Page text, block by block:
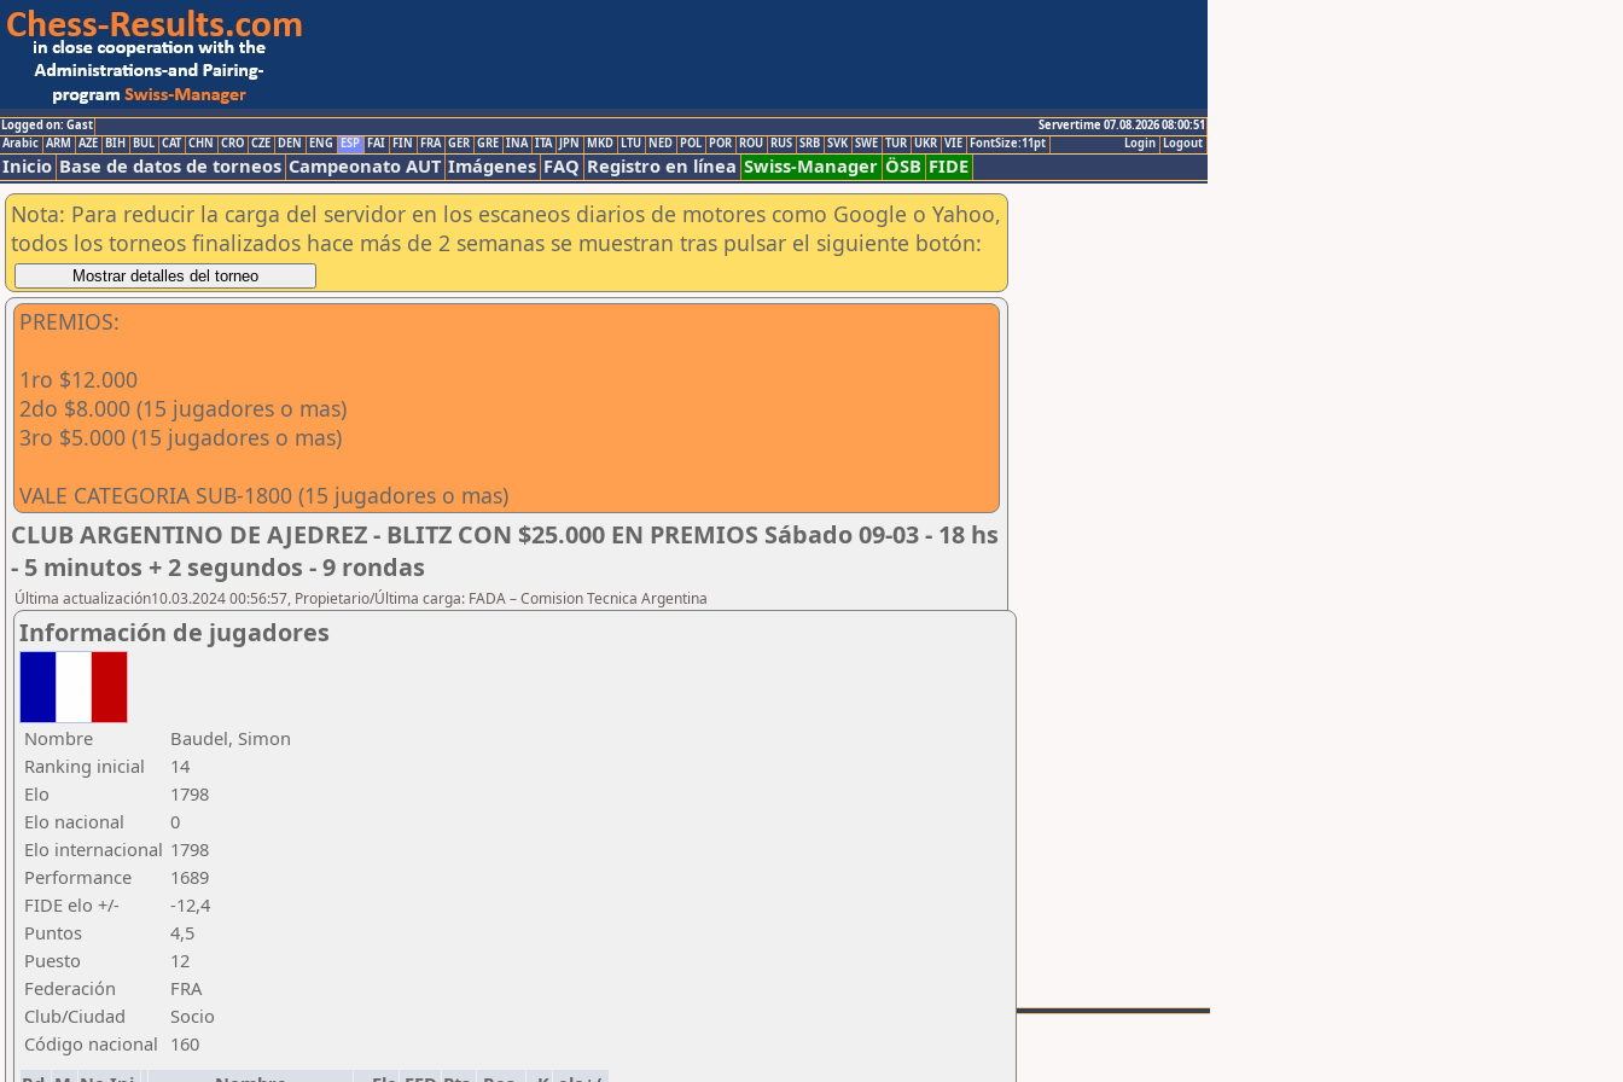
Logged on: Gast
Servertime 07.08.2026 08:00:51
Logout
Login
Arabic ARM AZE BIH BUL CAT CHN CRO CZE DEN ENG ESP FAI FIN FRA GER GRE INA ITA JPN MKD LTU NED POL POR ROU RUS SRB SVK SWE TUR UKR VIE FontSize:11pt
Inicio Base de datos de torneos Campeonato AUT Imágenes FAQ Registro en línea Swiss-Manager ÖSB FIDE
Nota: Para reducir la carga del servidor en los escaneos diarios de motores como Google o Yahoo,
todos los torneos finalizados hace más de 2 semanas se muestran tras pulsar el siguiente botón:
PREMIOS:
1ro $12.000
2do $8.000 (15 jugadores o mas)
3ro $5.000 (15 jugadores o mas)
VALE CATEGORIA SUB-1800 (15 jugadores o mas)
CLUB ARGENTINO DE AJEDREZ - BLITZ CON $25.000 EN PREMIOS Sábado 09-03 - 18 hs
- 5 minutos + 2 segundos - 9 rondas
Última actualización10.03.2024 00:56:57, Propietario/Última carga: FADA – Comision Tecnica Argentina
Información de jugadores
Nombre
Baudel, Simon
Ranking inicial
14
Elo
1798
Elo nacional
0
Elo internacional 1798
Performance
1689
FIDE elo +/-
-12,4
Puntos
4,5
Puesto
12
Federación
FRA
Club/Ciudad
Socio
Código nacional 160